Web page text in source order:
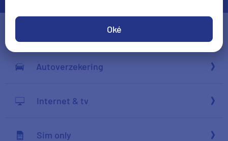
Oké
c Autoverzekering
o Internet & tv
 Sim only